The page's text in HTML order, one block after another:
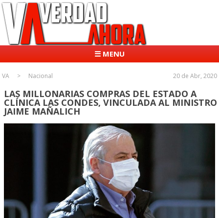
☰ MENU
VA Nacional 20 de Abr, 2020
LAS MILLONARIAS COMPRAS DEL ESTADO A
CLÍNICA LAS CONDES, VINCULADA AL MINISTRO
JAIME MAÑALICH